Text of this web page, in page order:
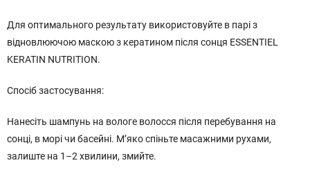
Для оптимального результату використовуйте в парі з
відновлюючою маскою з кератином після сонця ESSENTIEL
KERATIN NUTRITION.
Спосіб застосування:
Нанесіть шампунь на вологе волосся після перебування на
сонці, в морі чи басейні. М’яко спіньте масажними рухами,
залиште на 1–2 хвилини, змийте.